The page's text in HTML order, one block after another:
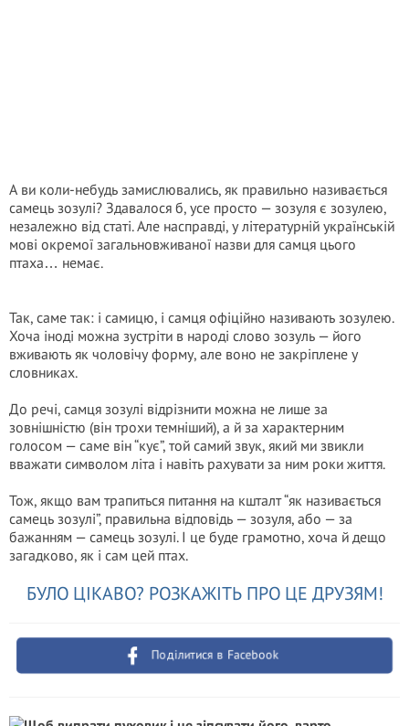
А ви коли-небудь замислювались, як правильно називається
самець зозулі? Здавалося б, усе просто — зозуля є зозулею,
незалежно від статі. Але насправді, у літературній українській
мові окремої загальновживаної назви для самця цього
птаха… немає.
Так, саме так: і самицю, і самця офіційно називають зозулею.
Хоча іноді можна зустріти в народі слово зозуль — його
вживають як чоловічу форму, але воно не закріплене у
словниках.
До речі, самця зозулі відрізнити можна не лише за
зовнішністю (він трохи темніший), а й за характерним
голосом — саме він “кує”, той самий звук, який ми звикли
вважати символом літа і навіть рахувати за ним роки життя.
Тож, якщо вам трапиться питання на кшталт “як називається
самець зозулі”, правильна відповідь — зозуля, або — за
бажанням — самець зозулі. І це буде грамотно, хоча й дещо
загадково, як і сам цей птах.
БУЛО ЦІКАВО? РОЗКАЖІТЬ ПРО ЦЕ ДРУЗЯМ!
Поділитися в Facebook